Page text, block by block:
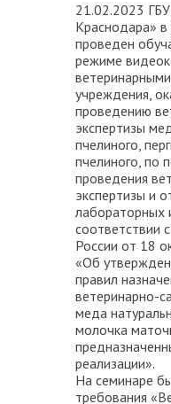
21.02.2023
Краснодара»
проведен
режиме
учреждения,
проведению
экспертизы
пчелиного,
пчелиного, по
проведения
экспертизы и
лабораторных
соответствии
России от 18
«Об
правил
ветеринарно-
меда
молочка
реализации».
На семинаре
требования